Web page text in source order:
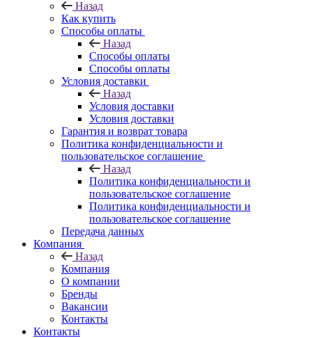
Назад
Как купить
Способы оплаты
Назад
Способы оплаты
Способы оплаты
Условия доставки
Назад
Условия доставки
Условия доставки
Гарантия и возврат товара
Политика конфиденциальности и
пользовательское соглашение
Назад
Политика конфиденциальности и
пользовательское соглашение
Политика конфиденциальности и
пользовательское соглашение
Передача данных
Компания
Назад
Компания
О компании
Бренды
Вакансии
Контакты
Контакты